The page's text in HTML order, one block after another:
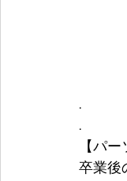
.
.
【パ
卒業後